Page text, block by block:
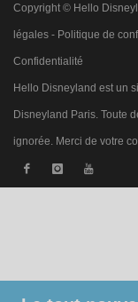
Copyright © Hello
légales - Politique de
Confidentialité
Hello Disneyland est un
Disneyland Paris. Toute
ignorée. Merci de votre